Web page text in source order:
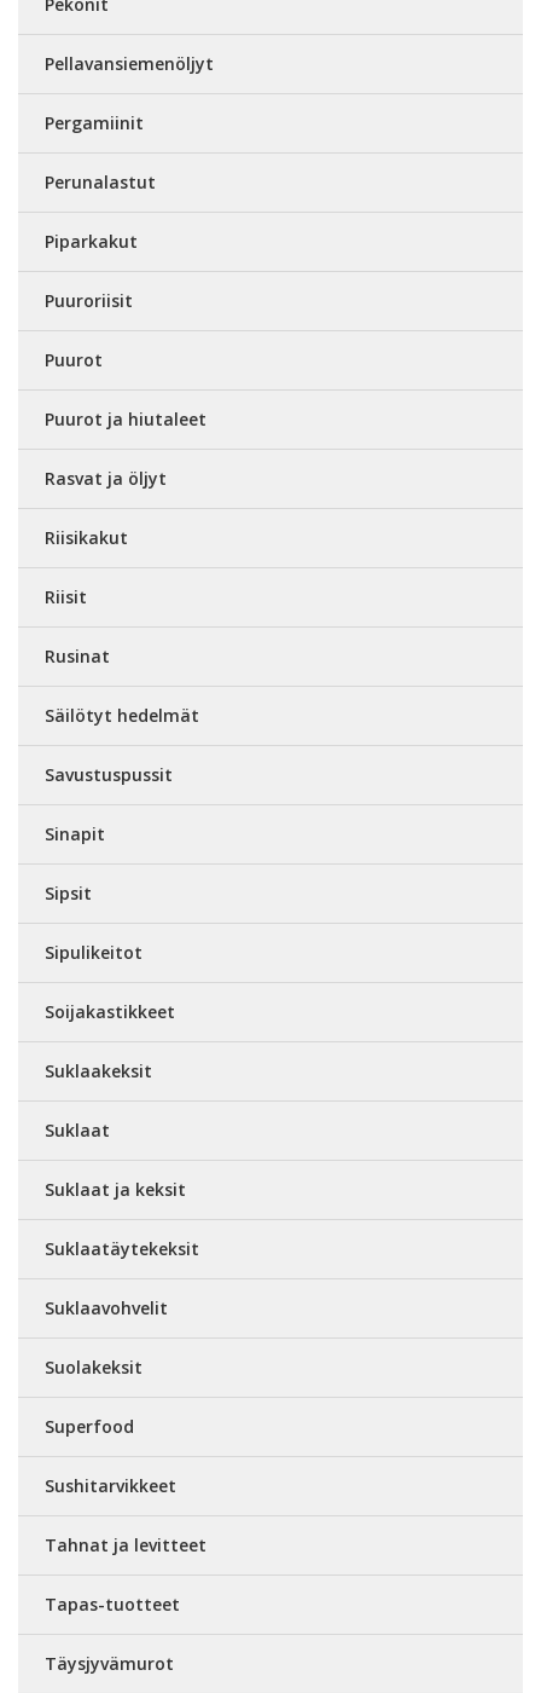
Pellavansiemenöljyt
Pergamiinit
Perunalastut
Piparkakut
Puuroriisit
Puurot
Puurot ja hiutaleet
Rasvat ja öljyt
Riisikakut
Riisit
Rusinat
Säilötyt hedelmät
Savustuspussit
Sinapit
Sipsit
Sipulikeitot
Soijakastikkeet
Suklaakeksit
Suklaat
Suklaat ja keksit
Suklaatäytekeksit
Suklaavohvelit
Suolakeksit
Superfood
Sushitarvikkeet
Tahnat ja levitteet
Tapas-tuotteet
Täysjyvämurot